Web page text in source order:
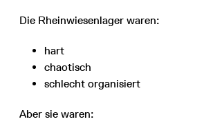
Die Rheinwiesenlager waren:
hart
chaotisch
schlecht organisiert
Aber sie waren: